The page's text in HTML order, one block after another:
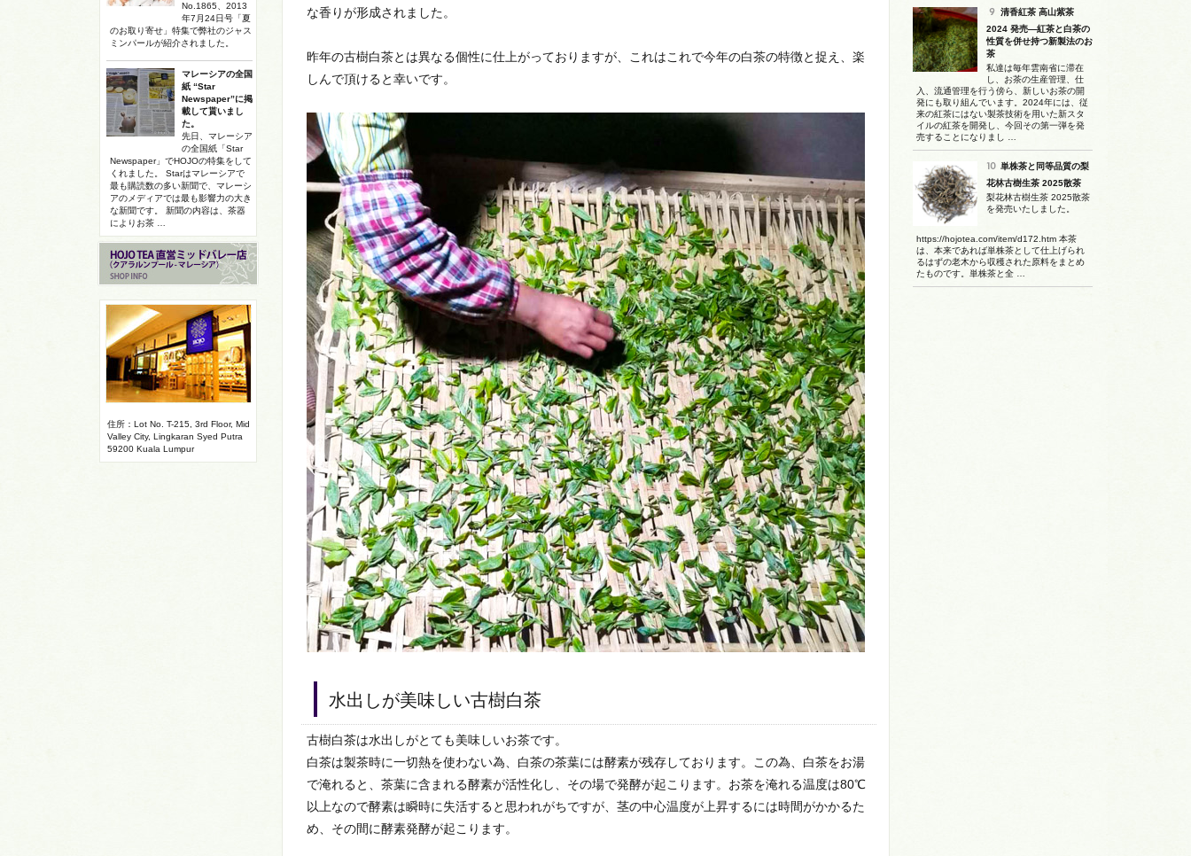
な香りが形成されました。
昨年の古樹白茶とは異なる個性に仕上がっておりますが、これはこれで今年の白茶の特徴と捉え、楽
しんで頂けると幸いです。
水出しが美味しい古樹白茶
古樹白茶は水出しがとても美味しいお茶です。
白茶は製茶時に一切熱を使わない為、白茶の茶葉には酵素が残存しております。この為、白茶をお湯
で淹れると、茶葉に含まれる酵素が活性化し、その場で発酵が起こります。お茶を淹れる温度は80℃
以上なので酵素は瞬時に失活すると思われがちですが、茎の中心温度が上昇するには時間がかかるた
め、その間に酵素発酵が起こります。
清香紅茶 高山紫茶
2024 発売―紅茶と白茶の
性質を併せ持つ新製法のお
茶
私達は毎年雲南省に滞在
し、お茶の生産管理、仕
入、流通管理を行う傍ら、新しいお茶の開
発にも取り組んでいます。2024年には、従
来の紅茶にはない製茶技術を用いた新スタ
イルの紅茶を開発し、今回その第一弾を発
売することになりまし …
単株茶と同等品質の梨
花林古樹生茶 2025散茶
梨花林古樹生茶 2025散茶
を発売いたしました。
https://hojotea.com/item/d172.htm 本茶
は、本来であれば単株茶として仕上げられ
るはずの老木から収穫された原料をまとめ
たものです。単株茶と全 …
No.1865、2013
年7月24日号「夏
のお取り寄せ」特集で弊社のジャス
ミンパールが紹介されました。
マレーシアの全国
紙 “Star
Newspaper”に掲
載して貰いまし
た。
先日、マレーシア
の全国紙「Star
Newspaper」でHOJOの特集をして
くれました。 Starはマレーシアで
最も購読数の多い新聞で、マレーシ
アのメディアでは最も影響力の大き
な新聞です。 新聞の内容は、茶器
によりお茶 …
住所：Lot No. T-215, 3rd Floor, Mid
Valley City, Lingkaran Syed Putra
59200 Kuala Lumpur